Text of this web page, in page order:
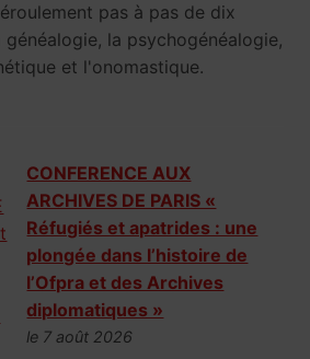
pas à pas de dix
la psychogénéalogie,
et l'onomastique.
CONFERENCE AUX
ARCHIVES DE PARIS «
Réfugiés et apatrides : une
plongée dans l’histoire de
l’Ofpra et des Archives
diplomatiques »
le 7 août 2026